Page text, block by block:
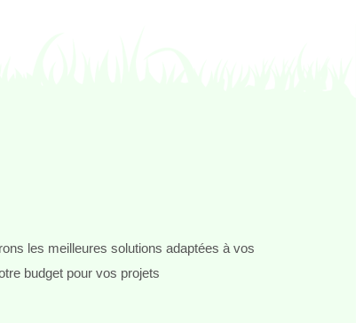
les meilleures solutions adaptées à vos
budget pour vos projets